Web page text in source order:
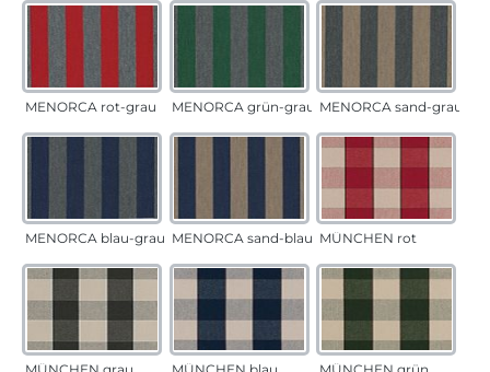
MENORCA rot-grau MENORCA grün-grau MENORCA sand-grau
MENORCA blau-grau MENORCA sand-blau MÜNCHEN rot